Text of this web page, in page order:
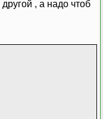
, а надо чтоб